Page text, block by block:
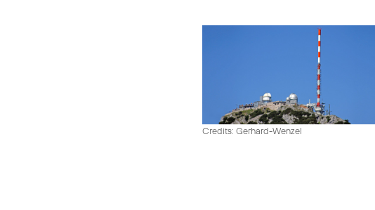
Credits: Gerhard-Wenzel